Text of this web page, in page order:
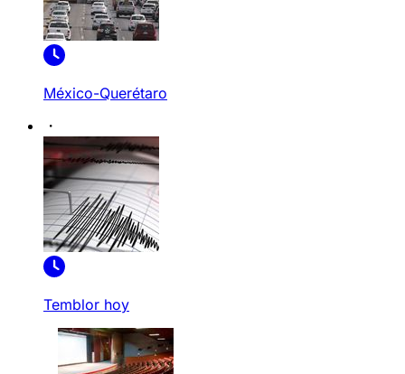
México-Querétaro
Temblor hoy